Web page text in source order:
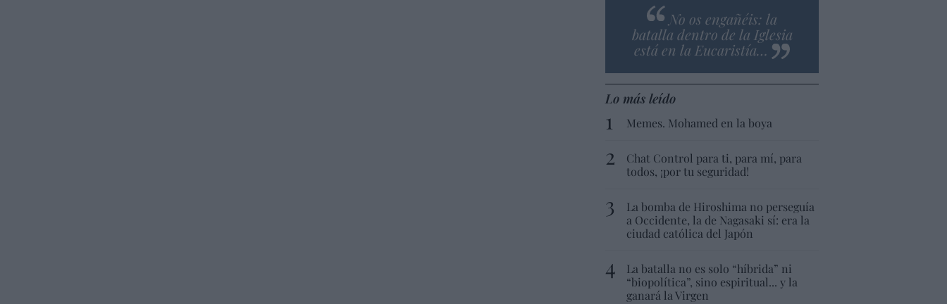
No os engañéis: la
batalla dentro de la Iglesia
está en la Eucaristía…
Lo más leído
Memes. Mohamed en la boya
Chat Control para ti, para mí, para
todos, ¡por tu seguridad!
La bomba de Hiroshima no perseguía
a Occidente, la de Nagasaki sí: era la
ciudad católica del Japón
La batalla no es solo “híbrida” ni
“biopolítica”, sino espiritual... y la
ganará la Virgen